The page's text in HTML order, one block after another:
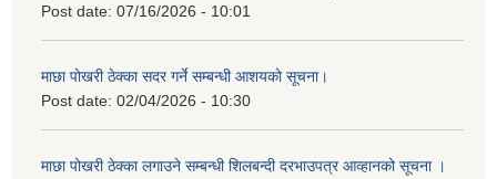
Post date: 07/16/2026 - 10:01
माछा पोखरी ठेक्का सदर गर्ने सम्बन्धी आशयको सूचना।
Post date: 02/04/2026 - 10:30
माछा पोखरी ठेक्का लगाउने सम्बन्धी शिलबन्दी दरभाउपत्र आव्हानको सूचना ।